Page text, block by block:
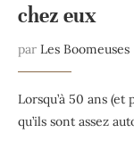
chez eux
par Les Boomeuses
Lorsqu’à 50 ans (et
qu’ils sont assez